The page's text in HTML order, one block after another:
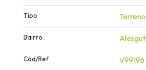
Tipo Terreno
Bairro Alesgut
Cód/Ref V99196